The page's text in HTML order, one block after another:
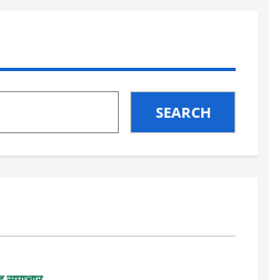
SEARCH